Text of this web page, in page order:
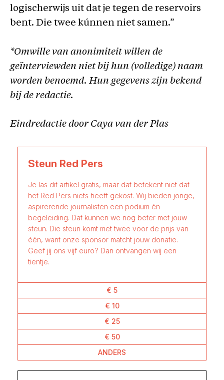
logischerwijs uit dat je tegen de reservoirs
bent. Die twee kúnnen niet samen.”
*Omwille van anonimiteit willen de
geïnterviewden niet bij hun (volledige) naam
worden benoemd. Hun gegevens zijn bekend
bij de redactie.
Eindredactie door Caya van der Plas
Steun Red Pers
Je las dit artikel gratis, maar dat betekent niet dat
het Red Pers niets heeft gekost. Wij bieden jonge,
aspirerende journalisten een podium én
begeleiding. Dat kunnen we nog beter met jouw
steun. Die steun komt met twee voor de prijs van
één, want onze sponsor matcht jouw donatie.
Geef jij ons vijf euro? Dan ontvangen wij een
tientje.
€ 5
€ 10
€ 25
€ 50
ANDERS